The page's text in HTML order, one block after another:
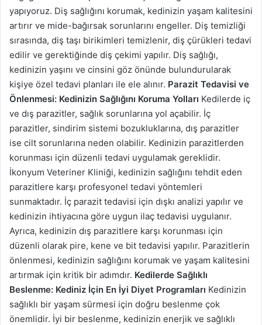
yapıyoruz. Diş sağlığını korumak, kedinizin yaşam kalitesini
artırır ve mide-bağırsak sorunlarını engeller. Diş temizliği
sırasında, diş taşı birikimleri temizlenir, diş çürükleri tedavi
edilir ve gerektiğinde diş çekimi yapılır. Diş sağlığı,
kedinizin yaşını ve cinsini göz önünde bulundurularak
kişiye özel tedavi planları ile ele alınır. Parazit Tedavisi ve
Önlenmesi: Kedinizin Sağlığını Koruma Yolları Kedilerde iç
ve dış parazitler, sağlık sorunlarına yol açabilir. İç
parazitler, sindirim sistemi bozukluklarına, dış parazitler
ise cilt sorunlarına neden olabilir. Kedinizin parazitlerden
korunması için düzenli tedavi uygulamak gereklidir.
İkonyum Veteriner Kliniği, kedinizin sağlığını tehdit eden
parazitlere karşı profesyonel tedavi yöntemleri
sunmaktadır. İç parazit tedavisi için dışkı analizi yapılır ve
kedinizin ihtiyacına göre uygun ilaç tedavisi uygulanır.
Ayrıca, kedinizin dış parazitlere karşı korunması için
düzenli olarak pire, kene ve bit tedavisi yapılır. Parazitlerin
önlenmesi, kedinizin sağlığını korumak ve yaşam kalitesini
artırmak için kritik bir adımdır. Kedilerde Sağlıklı
Beslenme: Kediniz İçin En İyi Diyet Programları Kedinizin
sağlıklı bir yaşam sürmesi için doğru beslenme çok
önemlidir. İyi bir beslenme, kedinizin enerjik ve sağlıklı